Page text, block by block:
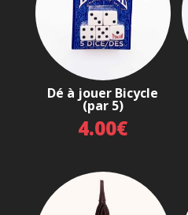
Dé à jouer Bicycle
(par 5)
4.00€